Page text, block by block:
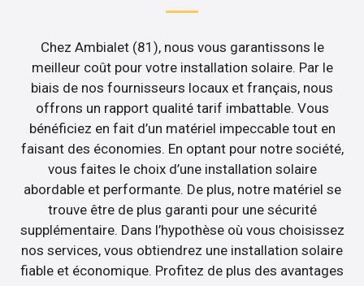
Chez Ambialet (81), nous vous garantissons le
meilleur coût pour votre installation solaire. Par le
biais de nos fournisseurs locaux et français, nous
offrons un rapport qualité tarif imbattable. Vous
bénéficiez en fait d’un matériel impeccable tout en
faisant des économies. En optant pour notre société,
vous faites le choix d’une installation solaire
abordable et performante. De plus, notre matériel se
trouve être de plus garanti pour une sécurité
supplémentaire. Dans l’hypothèse où vous choisissez
nos services, vous obtiendrez une installation solaire
fiable et économique. Profitez de plus des avantages